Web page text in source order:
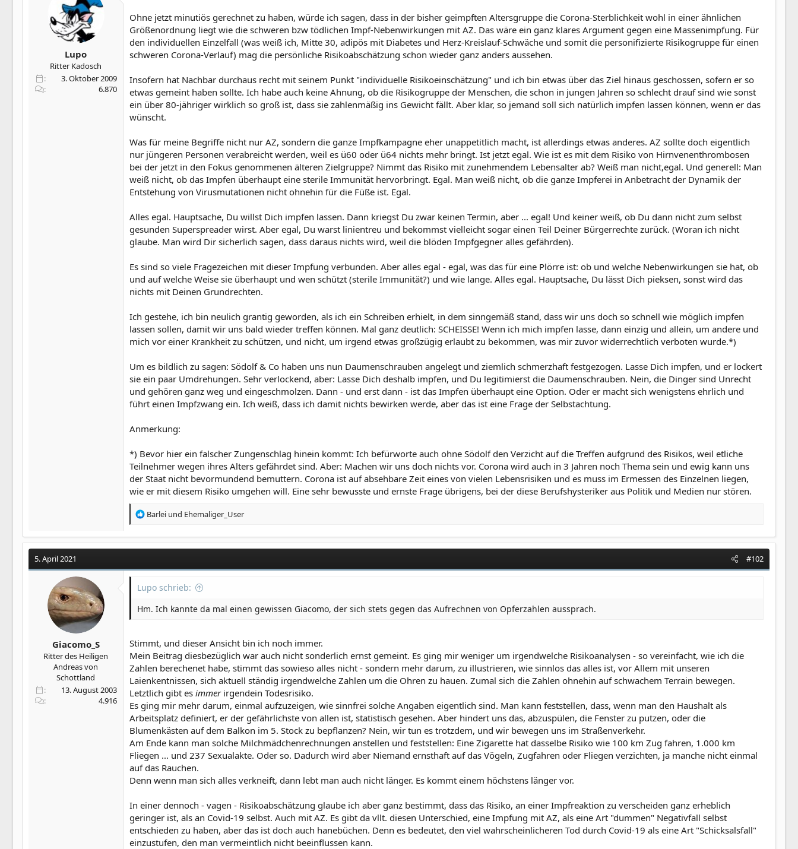
Lupo
Ritter Kadosch
3. Oktober 2009
6.870
Ohne jetzt minutiös gerechnet zu haben, würde ich sagen, dass in der bisher geimpften Altersgruppe die Corona-Sterblichkeit wohl in einer ähnlichen
Größenordnung liegt wie die schweren bzw tödlichen Impf-Nebenwirkungen mit AZ. Das wäre ein ganz klares Argument gegen eine Massenimpfung. Für
den individuellen Einzelfall (was weiß ich, Mitte 30, adipös mit Diabetes und Herz-Kreislauf-Schwäche und somit die personifizierte Risikogruppe für einen
schweren Corona-Verlauf) mag die persönliche Risikoabschätzung schon wieder ganz anders aussehen.
Insofern hat Nachbar durchaus recht mit seinem Punkt "individuelle Risikoeinschätzung" und ich bin etwas über das Ziel hinaus geschossen, sofern er so
etwas gemeint haben sollte. Ich habe auch keine Ahnung, ob die Risikogruppe der Menschen, die schon in jungen Jahren so schlecht drauf sind wie sonst
ein über 80-jähriger wirklich so groß ist, dass sie zahlenmäßig ins Gewicht fällt. Aber klar, so jemand soll sich natürlich impfen lassen können, wenn er das
wünscht.
Was für meine Begriffe nicht nur AZ, sondern die ganze Impfkampagne eher unappetitlich macht, ist allerdings etwas anderes. AZ sollte doch eigentlich
nur jüngeren Personen verabreicht werden, weil es ü60 oder ü64 nichts mehr bringt. Ist jetzt egal. Wie ist es mit dem Risiko von Hirnvenenthrombosen
bei der jetzt in den Fokus genommenen älteren Zielgruppe? Nimmt das Risiko mit zunehmendem Lebensalter ab? Weiß man nicht,egal. Und generell: Man
weiß nicht, ob das Impfen überhaupt eine sterile Immunität hervorbringt. Egal. Man weiß nicht, ob die ganze Impferei in Anbetracht der Dynamik der
Entstehung von Virusmutationen nicht ohnehin für die Füße ist. Egal.
Alles egal. Hauptsache, Du willst Dich impfen lassen. Dann kriegst Du zwar keinen Termin, aber ... egal! Und keiner weiß, ob Du dann nicht zum selbst
gesunden Superspreader wirst. Aber egal, Du warst linientreu und bekommst vielleicht sogar einen Teil Deiner Bürgerrechte zurück. (Woran ich nicht
glaube. Man wird Dir sicherlich sagen, dass daraus nichts wird, weil die blöden Impfgegner alles gefährden).
Es sind so viele Fragezeichen mit dieser Impfung verbunden. Aber alles egal - egal, was das für eine Plörre ist: ob und welche Nebenwirkungen sie hat, ob
und auf welche Weise sie überhaupt und wen schützt (sterile Immunität?) und wie lange. Alles egal. Hauptsache, Du lässt Dich pieksen, sonst wird das
nichts mit Deinen Grundrechten.
Ich gestehe, ich bin neulich grantig geworden, als ich ein Schreiben erhielt, in dem sinngemäß stand, dass wir uns doch so schnell wie möglich impfen
lassen sollen, damit wir uns bald wieder treffen können. Mal ganz deutlich: SCHEISSE! Wenn ich mich impfen lasse, dann einzig und allein, um andere und
mich vor einer Krankheit zu schützen, und nicht, um irgend etwas großzügig erlaubt zu bekommen, was mir zuvor widerrechtlich verboten wurde.*)
Um es bildlich zu sagen: Södolf & Co haben uns nun Daumenschrauben angelegt und ziemlich schmerzhaft festgezogen. Lasse Dich impfen, und er lockert
sie ein paar Umdrehungen. Sehr verlockend, aber: Lasse Dich deshalb impfen, und Du legitimierst die Daumenschrauben. Nein, die Dinger sind Unrecht
und gehören ganz weg und eingeschmolzen. Dann - und erst dann - ist das Impfen überhaupt eine Option. Oder er macht sich wenigstens ehrlich und
führt einen Impfzwang ein. Ich weiß, dass ich damit nichts bewirken werde, aber das ist eine Frage der Selbstachtung.
Anmerkung:
*) Bevor hier ein falscher Zungenschlag hinein kommt: Ich befürworte auch ohne Södolf den Verzicht auf die Treffen aufgrund des Risikos, weil etliche
Teilnehmer wegen ihres Alters gefährdet sind. Aber: Machen wir uns doch nichts vor. Corona wird auch in 3 Jahren noch Thema sein und ewig kann uns
der Staat nicht bevormundend bemuttern. Corona ist auf absehbare Zeit eines von vielen Lebensrisiken und es muss im Ermessen des Einzelnen liegen,
wie er mit diesem Risiko umgehen will. Eine sehr bewusste und ernste Frage übrigens, bei der diese Berufshysteriker aus Politik und Medien nur stören.
R
a
i
n
n
Barlei und Ehemaliger_User
5. April 2021 #102
Giacomo_S
Ritter des Heiligen
Andreas von
Schottland
13. August 2003
4.916
Lupo schrieb:
Hm. Ich kannte da mal einen gewissen Giacomo, der sich stets gegen das Aufrechnen von Opferzahlen aussprach.
Stimmt, und dieser Ansicht bin ich noch immer.
Mein Beitrag diesbezüglich war auch nicht sonderlich ernst gemeint. Es ging mir weniger um irgendwelche Risikoanalysen - so vereinfacht, wie ich die
Zahlen berechenet habe, stimmt das sowieso alles nicht - sondern mehr darum, zu illustrieren, wie sinnlos das alles ist, vor Allem mit unseren
Laienkentnissen, sich aktuell ständig irgendwelche Zahlen um die Ohren zu hauen. Zumal sich die Zahlen ohnehin auf schwachem Terrain bewegen.
Letztlich gibt es immerirgendein Todesrisiko.
Es ging mir mehr darum, einmal aufzuzeigen, wie sinnfrei solche Angaben eigentlich sind. Man kann feststellen, dass, wenn man den Haushalt als
Arbeitsplatz definiert, er der gefährlichste von allen ist, statistisch gesehen. Aber hindert uns das, abzuspülen, die Fenster zu putzen, oder die
Blumenkästen auf dem Balkon im 5. Stock zu bepflanzen? Nein, wir tun es trotzdem, und wir bewegen uns im Straßenverkehr.
Am Ende kann man solche Milchmädchenrechnungen anstellen und feststellen: Eine Zigarette hat dasselbe Risiko wie 100 km Zug fahren, 1.000 km
Fliegen ... und 237 Sexualakte. Oder so. Dadurch wird aber Niemand ernsthaft auf das Vögeln, Zugfahren oder Fliegen verzichten, ja manche nicht einmal
auf das Rauchen.
Denn wenn man sich alles verkneift, dann lebt man auch nicht länger. Es kommt einem höchstens länger vor.
In einer dennoch - vagen - Risikoabschätzung glaube ich aber ganz bestimmt, dass das Risiko, an einer Impfreaktion zu verscheiden ganz erheblich
geringer ist, als an Covid-19 selbst. Auch mit AZ. Es gibt da vllt. diesen Unterschied, eine Impfung mit AZ, als eine Art "dummen" Negativfall selbst
entschieden zu haben, aber das ist doch auch hanebüchen. Denn es bedeutet, den viel wahrscheinlicheren Tod durch Covid-19 als eine Art "Schicksalsfall"
einzustufen, den man vermeintlich nicht beeinflussen kann.